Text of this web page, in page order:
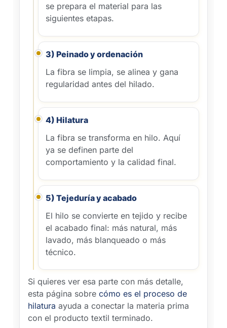
se prepara el material para las
siguientes etapas.
3) Peinado y ordenación
La fibra se limpia, se alinea y gana
regularidad antes del hilado.
4) Hilatura
La fibra se transforma en hilo. Aquí
ya se definen parte del
comportamiento y la calidad final.
5) Tejeduría y acabado
El hilo se convierte en tejido y recibe
el acabado final: más natural, más
lavado, más blanqueado o más
técnico.
Si quieres ver esa parte con más detalle,
esta página sobre cómo es el proceso de
hilatura ayuda a conectar la materia prima
con el producto textil terminado.